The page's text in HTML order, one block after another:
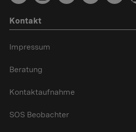
Kontakt
Impressum
Beratung
Kontaktaufnahme
SOS Beobachter